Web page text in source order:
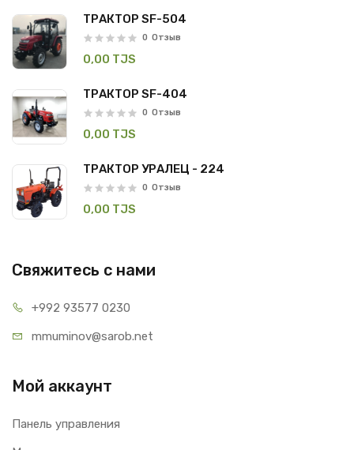
ТРАКТОР SF-504
0 Отзыв
0,00 TJS
ТРАКТОР SF-404
0 Отзыв
0,00 TJS
ТРАКТОР УРАЛЕЦ - 224
0 Отзыв
0,00 TJS
Свяжитесь с нами
+992 93577 0230
mmuminov@sarob.net
Мой аккаунт
Панель управления